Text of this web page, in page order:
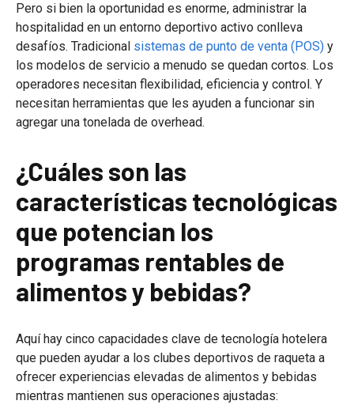
Pero si bien la oportunidad es enorme, administrar la
hospitalidad en un entorno deportivo activo conlleva
desafíos. Tradicional sistemas de punto de venta (POS) y
los modelos de servicio a menudo se quedan cortos. Los
operadores necesitan flexibilidad, eficiencia y control. Y
necesitan herramientas que les ayuden a funcionar sin
agregar una tonelada de overhead.
¿Cuáles son las
características tecnológicas
que potencian los
programas rentables de
alimentos y bebidas?
Aquí hay cinco capacidades clave de tecnología hotelera
que pueden ayudar a los clubes deportivos de raqueta a
ofrecer experiencias elevadas de alimentos y bebidas
mientras mantienen sus operaciones ajustadas: